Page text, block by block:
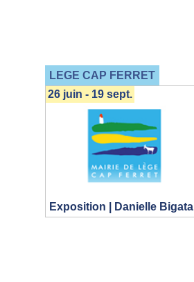
LEGE CAP FERRET
Exposition | Danielle Bigata
26 juin - 19 sept.